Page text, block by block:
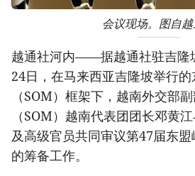
会议现场。图自
越通社河内——据越通社驻吉隆
24日，在马来西亚吉隆坡举行
（SOM）框架下，越南外交部
（SOM）越南代表团团长邓黄
及高级官员共同审议第47届东
的筹备工作。